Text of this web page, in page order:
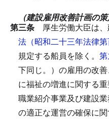
（建設雇用改善計画の策
第三条 厚生労働大臣は
法（昭和二十三年法律
規定する船員を除く。
下同じ。）の雇用の改
に福祉の増進に関する
職業紹介事業及び建設
の適正な運営の確保に